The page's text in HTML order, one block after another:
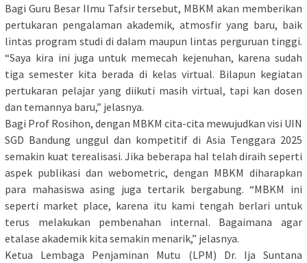
Bagi Guru Besar Ilmu Tafsir tersebut, MBKM akan memberikan
pertukaran pengalaman akademik, atmosfir yang baru, baik
lintas program studi di dalam maupun lintas perguruan tinggi.
“Saya kira ini juga untuk memecah kejenuhan, karena sudah
tiga semester kita berada di kelas virtual. Bilapun kegiatan
pertukaran pelajar yang diikuti masih virtual, tapi kan dosen
dan temannya baru,” jelasnya.
Bagi Prof Rosihon, dengan MBKM cita-cita mewujudkan visi UIN
SGD Bandung unggul dan kompetitif di Asia Tenggara 2025
semakin kuat terealisasi. Jika beberapa hal telah diraih seperti
aspek publikasi dan webometric, dengan MBKM diharapkan
para mahasiswa asing juga tertarik bergabung. “MBKM ini
seperti market place, karena itu kami tengah berlari untuk
terus melakukan pembenahan internal. Bagaimana agar
etalase akademik kita semakin menarik,” jelasnya.
Ketua Lembaga Penjaminan Mutu (LPM) Dr. Ija Suntana